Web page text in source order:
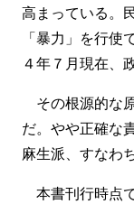
高まっている。
「暴力」を行使
４年７月現在、
その根源的な
だ。やや正確な
麻生派、すなわ
本書刊行時点